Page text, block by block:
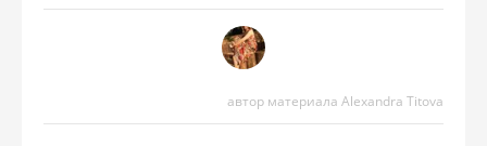
автор материала Alexandra Titova